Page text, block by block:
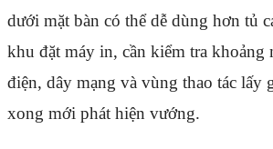
dưới mặt bàn có thể dễ dùng hơn tủ
khu đặt máy in, cần kiểm tra khoảng
điện, dây mạng và vùng thao tác lấy
xong mới phát hiện vướng.